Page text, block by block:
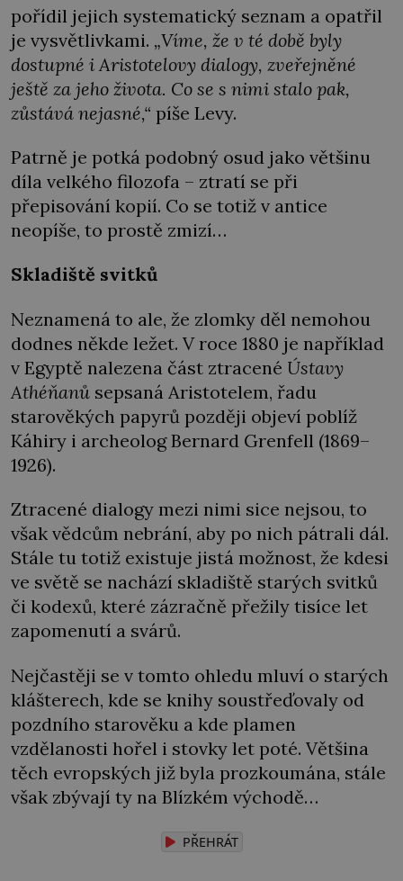
pořídil jejich systematický seznam a opatřil
je vysvětlivkami. „Víme, že v té době byly
dostupné i Aristotelovy dialogy, zveřejněné
ještě za jeho života. Co se s nimi stalo pak,
zůstává nejasné,“ píše Levy.
Patrně je potká podobný osud jako většinu
díla velkého filozofa – ztratí se při
přepisování kopií. Co se totiž v antice
neopíše, to prostě zmizí…
Skladiště svitků
Neznamená to ale, že zlomky děl nemohou
dodnes někde ležet. V roce 1880 je například
v Egyptě nalezena část ztracené Ústavy
Athéňanů sepsaná Aristotelem, řadu
starověkých papyrů později objeví poblíž
Káhiry i archeolog Bernard Grenfell (1869–
1926).
Ztracené dialogy mezi nimi sice nejsou, to
však vědcům nebrání, aby po nich pátrali dál.
Stále tu totiž existuje jistá možnost, že kdesi
ve světě se nachází skladiště starých svitků
či kodexů, které zázračně přežily tisíce let
zapomenutí a svárů.
Nejčastěji se v tomto ohledu mluví o starých
klášterech, kde se knihy soustřeďovaly od
pozdního starověku a kde plamen
vzdělanosti hořel i stovky let poté. Většina
těch evropských již byla prozkoumána, stále
však zbývají ty na Blízkém východě…
PŘEHRÁT